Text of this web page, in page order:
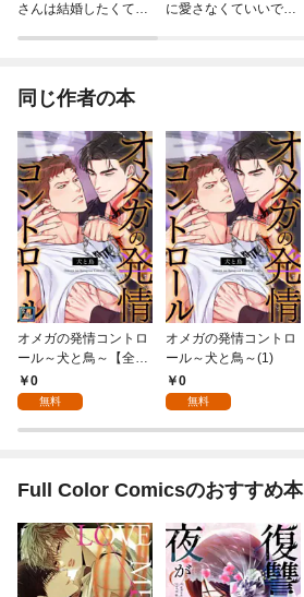
さんは結婚したくてし
に愛さなくていいです
同じ作者の本
オメガの発情コントロ
ール～犬と鳥～【全年
齢版】(1)
0
無料
オメガの発情コントロ
ール～犬と鳥～(1)
0
無料
Full Color Comicsのおすすめ本